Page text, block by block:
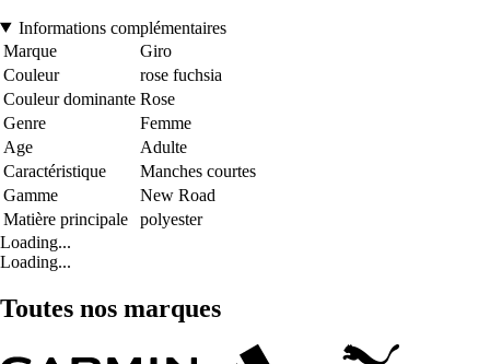
Informations complémentaires
Marque
Giro
Couleur
rose fuchsia
Couleur dominante Rose
Genre
Femme
Age
Adulte
Caractéristique
Manches courtes
Gamme
New Road
Matière principale
polyester
Loading...
Loading...
Toutes nos marques